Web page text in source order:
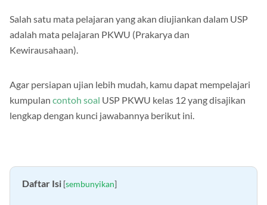
Salah satu mata pelajaran yang akan diujiankan dalam USP
adalah mata pelajaran PKWU (Prakarya dan
Kewirausahaan).
Agar persiapan ujian lebih mudah, kamu dapat mempelajari
kumpulan contoh soal USP PKWU kelas 12 yang disajikan
lengkap dengan kunci jawabannya berikut ini.
Daftar Isi [sembunyikan]